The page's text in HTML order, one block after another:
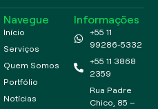
Navegue
Início
Serviços
Quem Somos
Portfólio
Notícias
Informações
+55 11
99286-5332
+55 11 3868
2359
Rua Padre
Chico, 85 –